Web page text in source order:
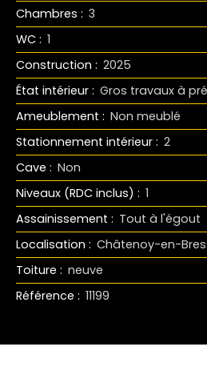
Chambres : 3
WC : 1
Construction : 2025
État intérieur : Gros travaux à
Ameublement : Non meublé
Stationnement intérieur : 2
Cave : Non
Niveaux (RDC inclus) : 1
Assainissement : Tout à l'égout
Localisation : Châtenoy-en-
Toiture : neuve
Référence : 11199